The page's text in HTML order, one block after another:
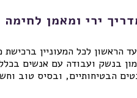
ירי ומאמן לחימה
לכל המעוניין ברכישת
בנשק ועבודה עם אנשים
הבטיחותיים, ובסיס טוב